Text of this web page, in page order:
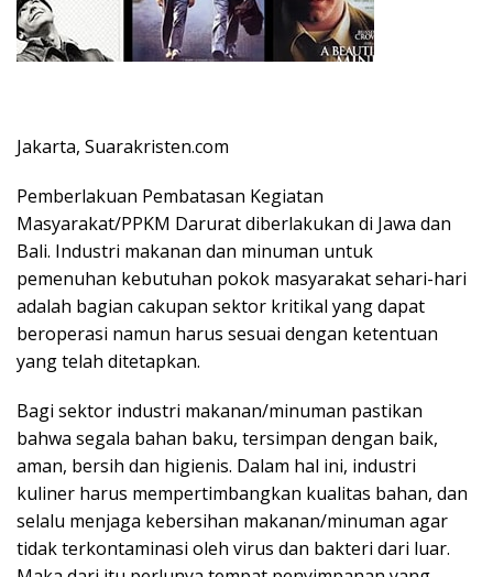
Jakarta, Suarakristen.com
Pemberlakuan Pembatasan Kegiatan
Masyarakat/PPKM Darurat diberlakukan di Jawa dan
Bali. Industri makanan dan minuman untuk
pemenuhan kebutuhan pokok masyarakat sehari-hari
adalah bagian cakupan sektor kritikal yang dapat
beroperasi namun harus sesuai dengan ketentuan
yang telah ditetapkan.
Bagi sektor industri makanan/minuman pastikan
bahwa segala bahan baku, tersimpan dengan baik,
aman, bersih dan higienis. Dalam hal ini, industri
kuliner harus mempertimbangkan kualitas bahan, dan
selalu menjaga kebersihan makanan/minuman agar
tidak terkontaminasi oleh virus dan bakteri dari luar.